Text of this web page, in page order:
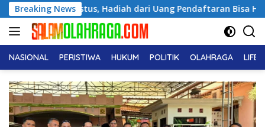
Langsung
ke
konten
Breaking News
17 Agustus, Hadiah dari Uang Pendaftaran Bisa Haram
NASIONAL PERISTIWA HUKUM POLITIK OLAHRAGA